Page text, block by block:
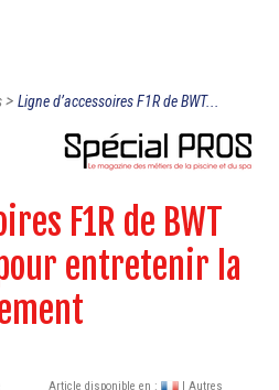
> Ligne d’accessoires F1R de BWT...
F1R de BWT
entretenir la
Article disponible en :
| Autres